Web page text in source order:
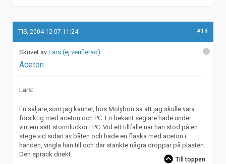
TIS, 2004-12-07 11:24 #18
Lars (ej verifierad)
Aceton
Lars:
En säljare,som jag känner, hos Molybon sa att jag skulle vara
försiktig med aceton och PC. En bekant seglare hade under
vintern satt stormluckor i PC. Vid ett tillfälle när han stod på en
stege vid sidan av båten och hade en flaska med aceton i
handen, vingla han till och där stänkte några droppar på plasten.
Den sprack direkt.
Till toppen